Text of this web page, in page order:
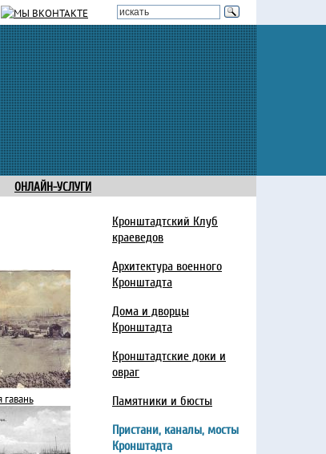
ОНЛАЙН-УСЛУГИ
гавань
Кронштадтский Клуб
краеведов
Архитектура военного
Кронштадта
Дома и дворцы
Кронштадта
Кронштадтские доки и
овраг
Памятники и бюсты
Пристани, каналы, мосты
Кронштадта